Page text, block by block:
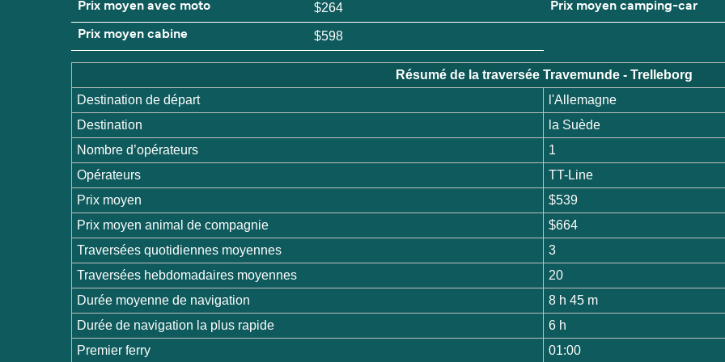
Prix moyen avec moto $264 Prix moyen camping-car
Prix moyen cabine $598
Résumé de la traversée Travemunde - Trelleborg
Destination de départ
l'Allemagne
Destination
la Suède
Nombre d’opérateurs
1
Opérateurs
TT-Line
Prix moyen
$539
Prix moyen animal de compagnie
$664
Traversées quotidiennes moyennes
3
Traversées hebdomadaires moyennes
20
Durée moyenne de navigation
8 h 45 m
Durée de navigation la plus rapide
6 h
Premier ferry
01:00